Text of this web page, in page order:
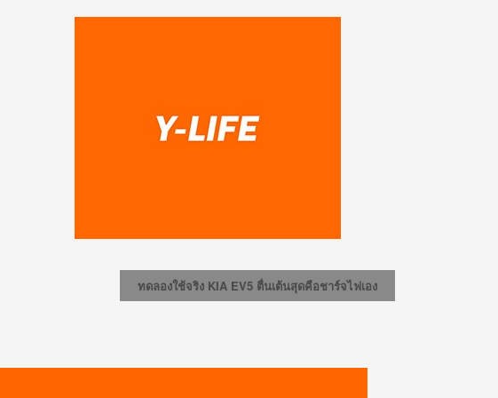
ทดลองใช้จริง KIA EV5 ตื่นเต้นสุดคือชาร์จไฟเอง